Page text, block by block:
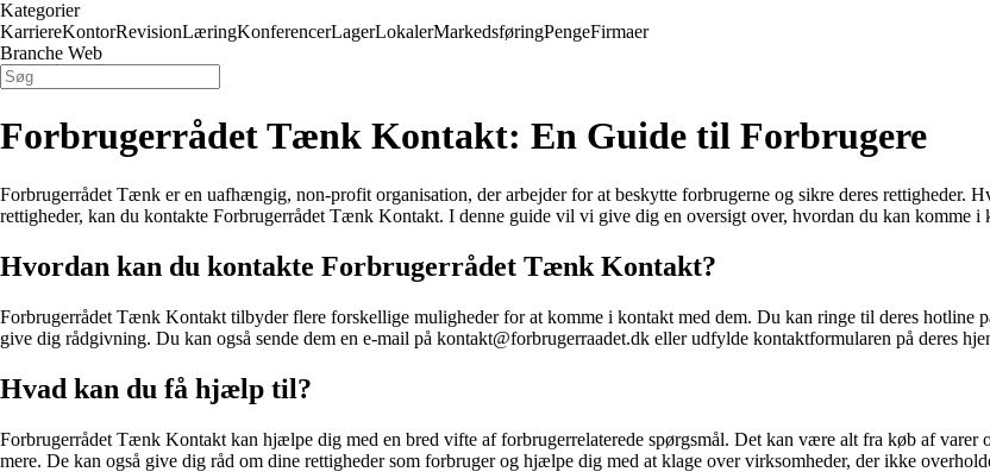
Kategorier
KarriereKontorRevisionLæringKonferencerLagerLokalerMarkedsføringPengeFirmaer
Branche Web
Forbrugerrådet Tænk Kontakt: En Guide til Forbrugere
Forbrugerrådet Tænk er en uafhængig, non-profit organisation, der arbejder for at beskytte forbrugerne og sikre deres rettigheder.
rettigheder, kan du kontakte Forbrugerrådet Tænk Kontakt. I denne guide vil vi give dig en oversigt over, hvordan du kan komme
Hvordan kan du kontakte Forbrugerrådet Tænk Kontakt?
Forbrugerrådet Tænk Kontakt tilbyder flere forskellige muligheder for at komme i kontakt med dem. Du kan ringe til deres hotline
give dig rådgivning. Du kan også sende dem en e-mail på kontakt@forbrugerraadet.dk eller udfylde kontaktformularen på deres
Hvad kan du få hjælp til?
Forbrugerrådet Tænk Kontakt kan hjælpe dig med en bred vifte af forbrugerrelaterede spørgsmål. Det kan være alt fra køb af varer
mere. De kan også give dig råd om dine rettigheder som forbruger og hjælpe dig med at klage over virksomheder, der ikke